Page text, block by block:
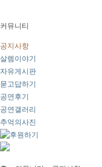
커뮤니티
공지사항
살렘이야기
자유게시판
묻고답하기
공연후기
공연갤러리
추억의사진